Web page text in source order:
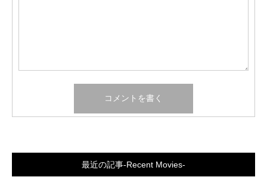
最近の記事-Recent Movies-